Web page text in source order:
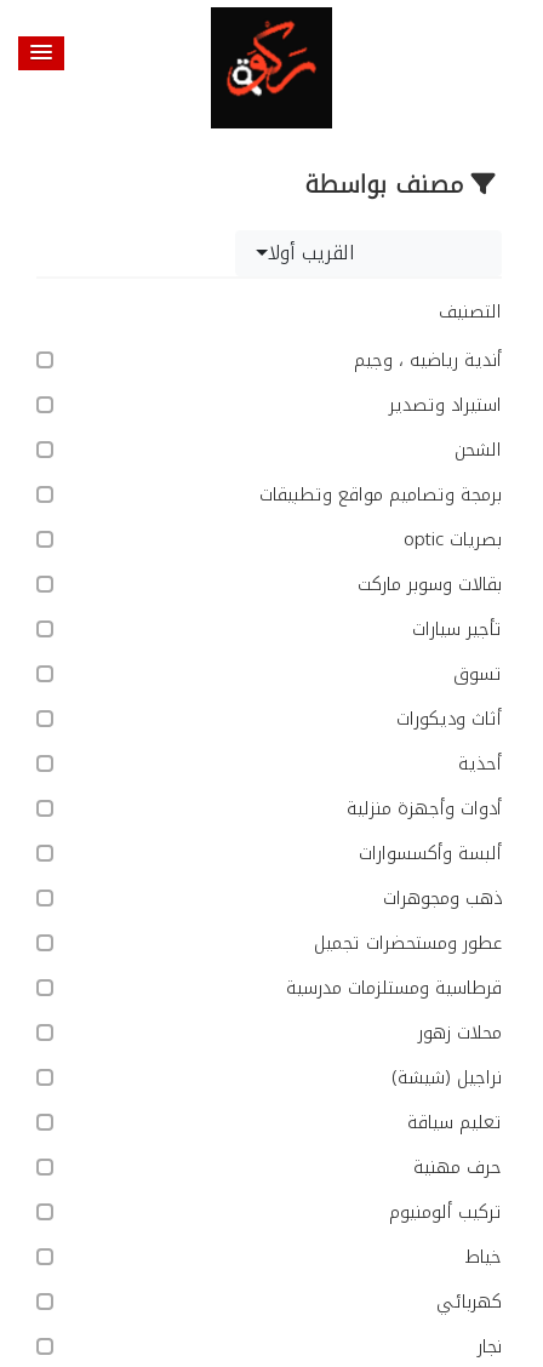
مصنف بواسطة
القريب أولا
التصنيف
أندية رياضيه ، وجيم
استيراد وتصدير
الشحن
برمجة وتصاميم مواقع وتطبيقات
بصريات optic
بقالات وسوبر ماركت
تأجير سيارات
تسوق
أثاث وديكورات
أحذية
أدوات وأجهزة منزلية
ألبسة وأكسسوارات
ذهب ومجوهرات
عطور ومستحضرات تجميل
قرطاسية ومستلزمات مدرسية
محلات زهور
نراجيل (شيشة)
تعليم سياقة
حرف مهنية
تركيب ألومنيوم
خياط
كهربائي
نجار